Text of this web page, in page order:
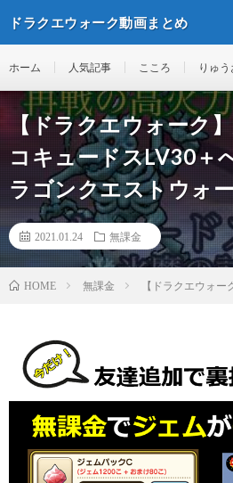
ドラクエウォーク動画まとめ
ホーム 人気記事 こころ りゅう
【ドラクエウォーク
コキュードスLV30＋
ラゴンクエストウォ
2021.01.24 無課金
HOME 無課金 【ドラクエウォ